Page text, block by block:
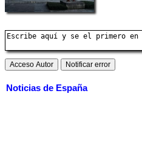
Noticias de España